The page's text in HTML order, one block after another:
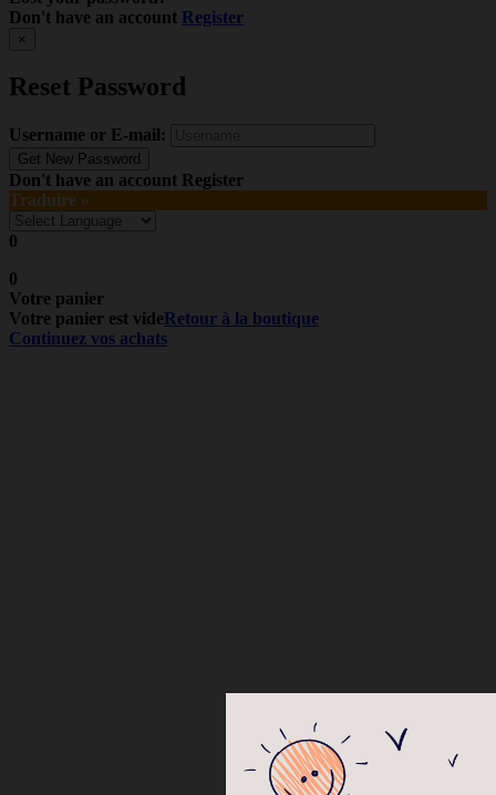
Don't have an account Register
×
Reset Password
Username or E-mail:
Don't have an account Register
Traduire »
0
0
Votre panier
Votre panier est videRetour à la boutique
Continuez vos achats